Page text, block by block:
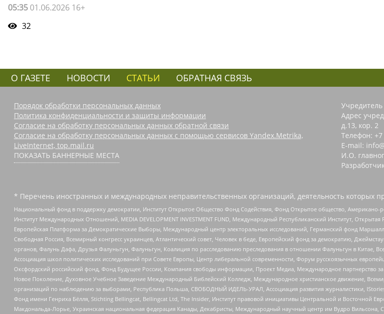
05:35 01.06.2026 16+
32
О ГАЗЕТЕ НОВОСТИ СТАТЬИ ОБРАТНАЯ СВЯЗЬ
Порядок обработки персональных данных
Политика конфиденциальности и защиты информации
Согласие на обработку персональных данных обратной связи
Согласие на обработку персональных данных с помощью сервисов Yandex.Metrika,
LiveInternet, top.mail.ru
ПОКАЗАТЬ БАННЕРНЫЕ МЕСТА
Адрес
д.13, кор. 2
Телефон: +7
E-mail:
И.О.
* Перечень иностранных и международных неправительственных организаций, деятельность которых
Национальный фонд в поддержку демократии, Институт Открытое Общество Фонд Содействия, Фонд Открытое общество,
Институт Международных Отношений, MEDIA DEVELOPMENT INVESTMENT FUND, Международный Республиканский Институт,
Европейская Платформа за Демократические Выборы, Международный центр электоральных исследований, Германский фонд
Свободная Россия, Всемирный конгресс украинцев, Атлантический совет, Человек в беде, Европейский фонд за демократию,
органов, Фалунь Дафа, Друзья Фалуньгун, Фалуньгун, Коалиция по расследованию преследования в отношении Фалуньгун в Китае,
Ассоциация школ политических исследований при Совете Европы, Центр либеральной современности, Форум русскоязычных
Оксфордский российский фонд, Фонд Будущее России, Компания свободы информации, Проект Медиа, Международное партнерство
Новое Поколение, Духовное Учебное Заведение Международный Библейский Колледж, Международное христианское движение,
организаций по наблюдению за выборами, Республика Польша, СВОБОДНЫЙ ИДЕЛЬ-УРАЛ, Ассоциация развития журналистики,
Фонд имени Генриха Бёлля, Stichting Bellingcat, Bellingcat Ltd, The Insider, Институт правовой инициативы Центральной и Восточной
Макдональда-Лорье, Украинская национальная федерация Канады, Декабристы, Международный научный центр им Вудро Вильсона,